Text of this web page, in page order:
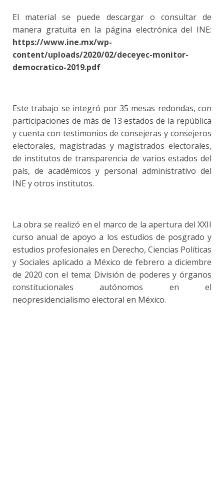
El material se puede descargar o consultar de
manera gratuita en la página electrónica del INE:
https://www.ine.mx/wp-
content/uploads/2020/02/deceyec-monitor-
democratico-2019.pdf
Este trabajo se integró por 35 mesas redondas, con
participaciones de más de 13 estados de la república
y cuenta con testimonios de consejeras y consejeros
electorales, magistradas y magistrados electorales,
de institutos de transparencia de varios estados del
país, de académicos y personal administrativo del
INE y otros institutos.
La obra se realizó en el marco de la apertura del XXII
curso anual de apoyo a los estudios de posgrado y
estudios profesionales en Derecho, Ciencias Políticas
y Sociales aplicado a México de febrero a diciembre
de 2020 con el tema: División de poderes y órganos
constitucionales autónomos en el
neopresidencialismo electoral en México.